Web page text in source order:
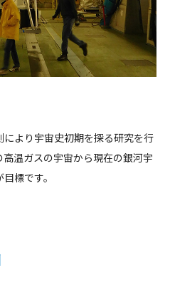
より宇宙史初期を探る研究を行
温ガスの宇宙から現在の銀河宇
標です。